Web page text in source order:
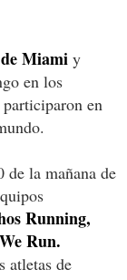
Miami y
en los
en
la mañana de
Running,
Run.
atletas de